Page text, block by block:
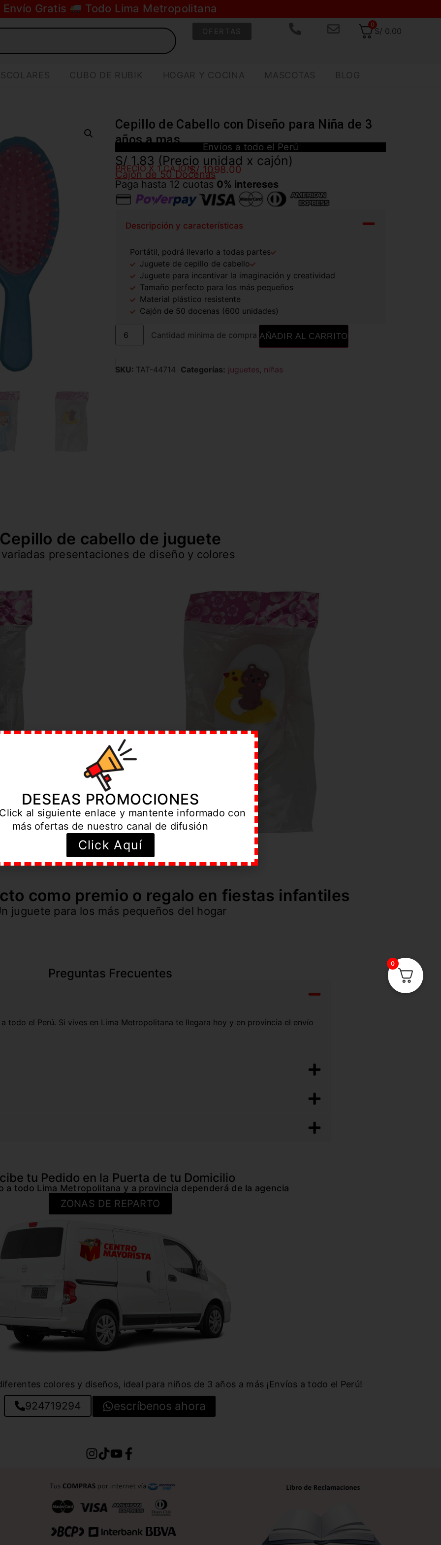
Envío Gratis Todo Lima Metropolitana
OFERTAS
0
S/ 0.00
CUBO DE RUBIK HOGAR Y COCINA MASCOTAS BLOG
Cepillo de Cabello con Diseño para Niña de 3
años a mas
Envíos a todo el Perú
S/ 1.83 (Precio unidad x cajón)
PRECIO X 1 CAJÓN:S/ 1098.00
Cajón de 50 Docenas
Paga hasta 12 cuotas 0% intereses
Descripción y características
Portátil, podrá llevarlo a todas partes
Juguete de cepillo de cabello
Juguete para incentivar la imaginación y creatividad
Tamaño perfecto para los más pequeños
Material plástico resistente
Cajón de 50 docenas (600 unidades)
Cantidad minima de compra AÑADIR AL CARRITO
SKU: TAT-44714 Categorías: juguetes, niñas
de cabello de juguete
variadas presentaciones de diseño y colores
como premio o regalo en fiestas infantiles
juguete para los más pequeños del hogar
Preguntas Frecuentes
todo el Perú. Si vives en Lima Metropolitana te llegara hoy y en provincia el envío
tu Pedido en la Puerta de tu Domicilio
a todo Lima Metropolitana y a provincia dependerá de la agencia
ZONAS DE REPARTO
colores y diseños, ideal para niños de 3 años a más ¡Envíos a todo el Perú!
924719294 escríbenos ahora
0
DESEAS PROMOCIONES
al siguiente enlace y mantente informado con
más ofertas de nuestro canal de difusión
Click Aquí